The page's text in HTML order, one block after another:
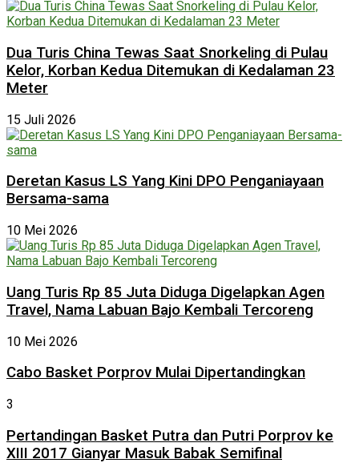
Dua Turis China Tewas Saat Snorkeling di Pulau
Kelor, Korban Kedua Ditemukan di Kedalaman 23
Meter
15 Juli 2026
Deretan Kasus LS Yang Kini DPO Penganiayaan
Bersama-sama
10 Mei 2026
Uang Turis Rp 85 Juta Diduga Digelapkan Agen
Travel, Nama Labuan Bajo Kembali Tercoreng
10 Mei 2026
Cabo Basket Porprov Mulai Dipertandingkan
3
Pertandingan Basket Putra dan Putri Porprov ke
XIII 2017 Gianyar Masuk Babak Semifinal